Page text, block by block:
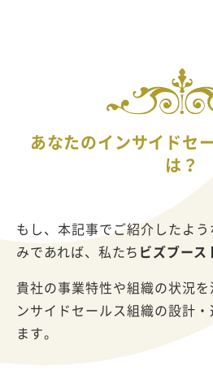
あなたのインサイドセ
は？
もし、本記事でご紹介したよ
みであれば、私たち ビズブース
貴社の事業特性や組織の状況
ンサイドセールス組織の設計
ます。